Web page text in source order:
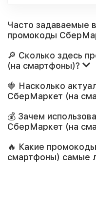
Часто задаваемые
промокоды
🔎 Сколько здесь
(на смартфоны)?
🍓 Насколько
СберМаркет (на
💰 Зачем
СберМаркет (на
🔥 Какие
смартфоны) самые